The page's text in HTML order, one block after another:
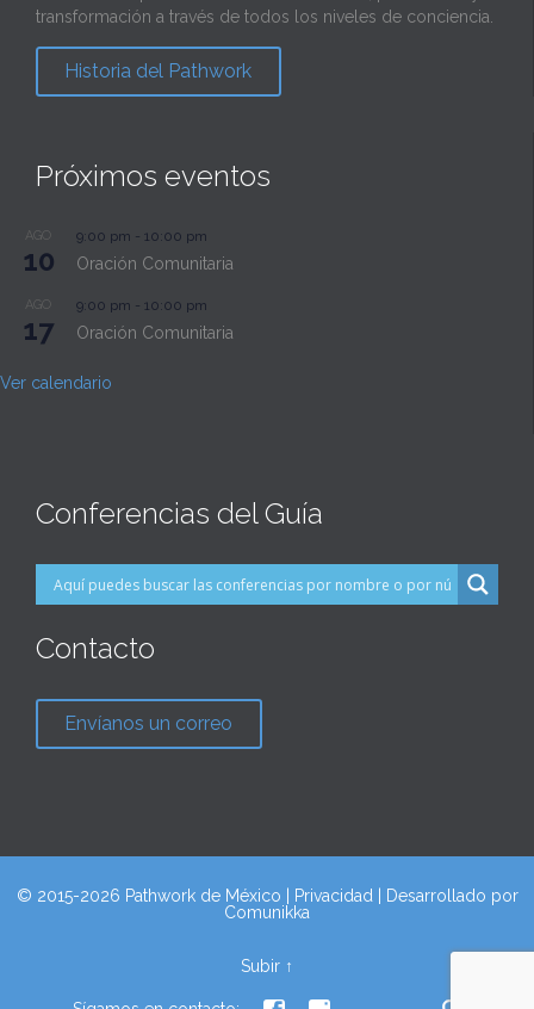
transformación a través de todos los niveles de conciencia.
Historia del Pathwork
Próximos eventos
AGO
10
9:00 pm - 10:00 pm
Oración Comunitaria
AGO
17
9:00 pm - 10:00 pm
Oración Comunitaria
Ver calendario
Conferencias del Guía
Contacto
Envíanos un correo
© 2015-2026 Pathwork de México | Privacidad | Desarrollado por
Comunikka
Subir ↑